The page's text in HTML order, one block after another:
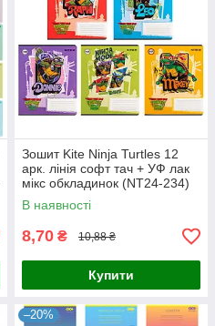
Зошит Kite Ninja Turtles 12
арк. лінія софт тач + УФ лак
мікс обкладинок (NT24-234)
В наявності
8,70 ₴ 10,88 ₴
Купити
–20%